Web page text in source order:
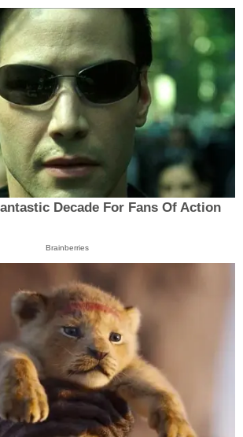
Decade For Fans Of Action
Brainberries